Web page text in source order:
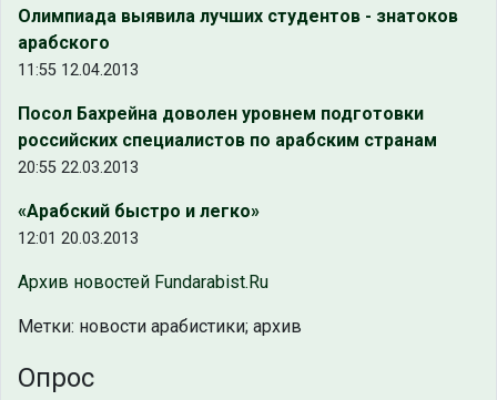
Олимпиада выявила лучших студентов - знатоков
арабского
11:55 12.04.2013
Посол Бахрейна доволен уровнем подготовки
российских специалистов по арабским странам
20:55 22.03.2013
«Арабский быстро и легко»
12:01 20.03.2013
Архив новостей Fundarabist.Ru
Метки: новости арабистики; архив
Опрос